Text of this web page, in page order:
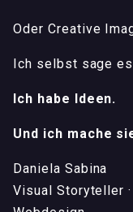
Oder Creative
Ich selbst sage
Ich habe Ideen.
Und ich mache
Daniela Sabina
Visual Storyteller